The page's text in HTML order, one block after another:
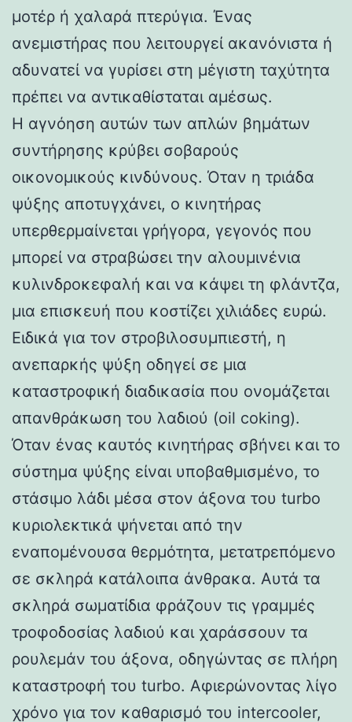
μοτέρ ή χαλαρά πτερύγια. Ένας
ανεμιστήρας που λειτουργεί ακανόνιστα ή
αδυνατεί να γυρίσει στη μέγιστη ταχύτητα
πρέπει να αντικαθίσταται αμέσως.
Η αγνόηση αυτών των απλών βημάτων
συντήρησης κρύβει σοβαρούς
οικονομικούς κινδύνους. Όταν η τριάδα
ψύξης αποτυγχάνει, ο κινητήρας
υπερθερμαίνεται γρήγορα, γεγονός που
μπορεί να στραβώσει την αλουμινένια
κυλινδροκεφαλή και να κάψει τη φλάντζα,
μια επισκευή που κοστίζει χιλιάδες ευρώ.
Ειδικά για τον στροβιλοσυμπιεστή, η
ανεπαρκής ψύξη οδηγεί σε μια
καταστροφική διαδικασία που ονομάζεται
απανθράκωση του λαδιού (oil coking).
Όταν ένας καυτός κινητήρας σβήνει και το
σύστημα ψύξης είναι υποβαθμισμένο, το
στάσιμο λάδι μέσα στον άξονα του turbo
κυριολεκτικά ψήνεται από την
εναπομένουσα θερμότητα, μετατρεπόμενο
σε σκληρά κατάλοιπα άνθρακα. Αυτά τα
σκληρά σωματίδια φράζουν τις γραμμές
τροφοδοσίας λαδιού και χαράσσουν τα
ρουλεμάν του άξονα, οδηγώντας σε πλήρη
καταστροφή του turbo. Αφιερώνοντας λίγο
χρόνο για τον καθαρισμό του intercooler,